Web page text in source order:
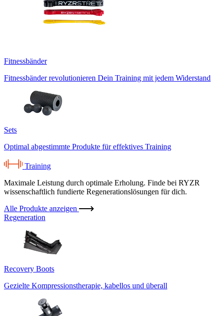
Fitnessbänder
Fitnessbänder revolutionieren Dein Training mit jedem Widerstand
Sets
Optimal abgestimmte Produkte für effektives Training
Training
Maximale Leistung durch optimale Erholung. Finde bei RYZR
wissenschaftlich fundierte Regenerationslösungen für dich.
Alle Produkte anzeigen
Regeneration
Recovery Boots
Gezielte Kompressionstherapie, kabellos und überall